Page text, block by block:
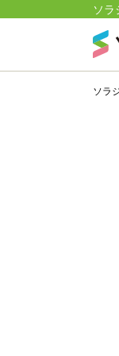
ソラ
ソラ